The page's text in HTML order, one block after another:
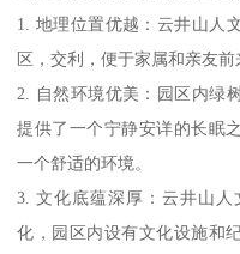
1. 地理位置优越：云井山人
区，交利，便于家属和亲友前
2. 自然环境优美：园区内绿
提供了一个宁静安详的长眠
一个舒适的环境。
3. 文化底蕴深厚：云井山
化，园区内设有文化设施和